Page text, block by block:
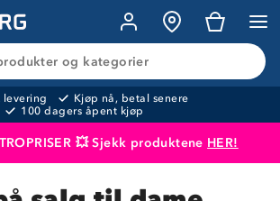
og kategorier
levering
Kjøp nå, betal senere
100 dagers åpent kjøp
💥 Sjekk produktene HER!
er lagt i handlekurven